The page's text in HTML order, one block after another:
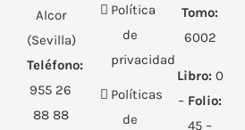
Alcor
(Sevilla)
Teléfono:
955 26
88 88
Política
de
privacidad
Políticas
de
Tomo:
6002
Libro:0
– Folio:
45 –